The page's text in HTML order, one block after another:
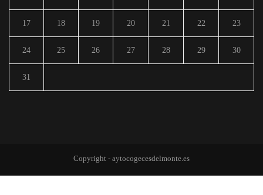
17 18 19 20 21 22 23
24 25 26 27 28 29 30
31